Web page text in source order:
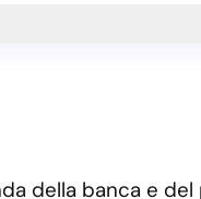
della banca e del